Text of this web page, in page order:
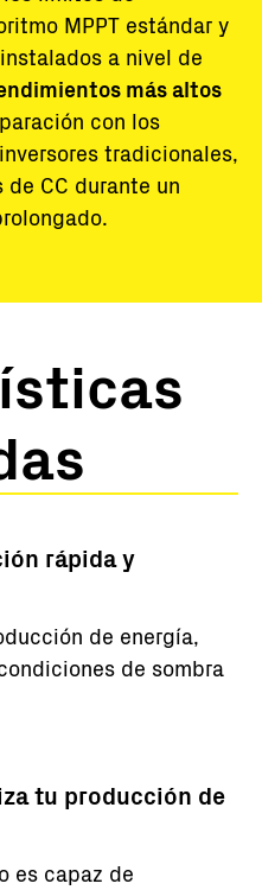
MPPT estándar y
a nivel de
más altos
con los
tradicionales,
CC durante un
rápida y
de energía,
de sombra
tu producción de
es capaz de